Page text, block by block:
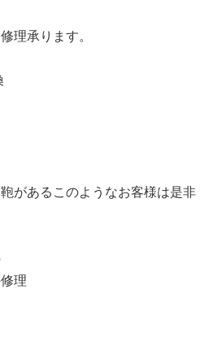
理承ります。
があるこのようなお客様は是非
理